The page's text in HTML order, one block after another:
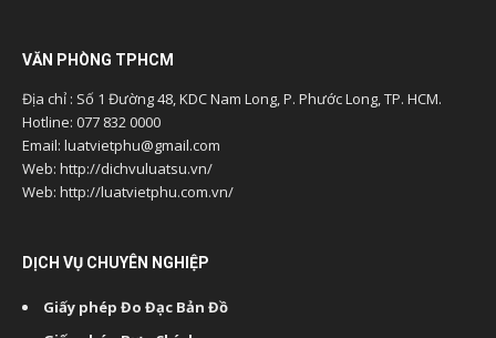
VĂN PHÒNG TPHCM
Địa chỉ : Số 1 Đường 48, KDC Nam Long, P. Phước Long, TP. HCM.
Hotline: 077 832 0000
Email: luatvietphu@gmail.com
Web: http://dichvuluatsu.vn/
Web: http://luatvietphu.com.vn/
DỊCH VỤ CHUYÊN NGHIỆP
Giấy phép Đo Đạc Bản Đồ